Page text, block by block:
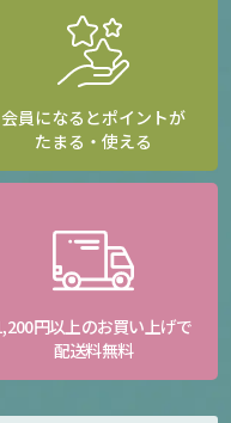
会員になるとポイントが
たまる・使える
円以上のお買い上げで
配送料無料